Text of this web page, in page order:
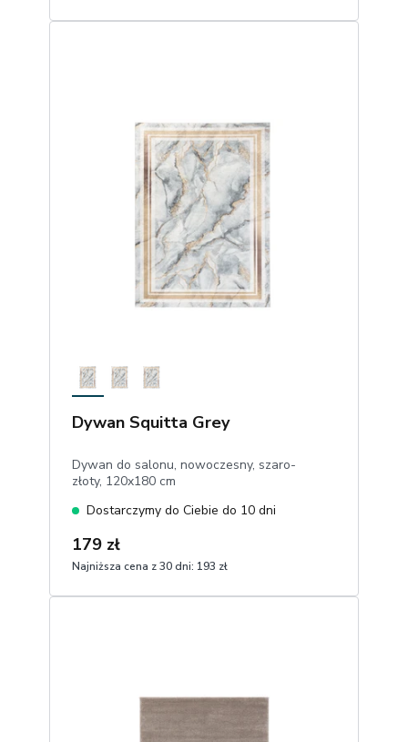
Dywan Squitta Grey
Dywan do salonu, nowoczesny, szaro-
złoty, 120x180 cm
Dostarczymy do Ciebie do 10 dni
179 zł
Najniższa cena z 30 dni: 193 zł
1